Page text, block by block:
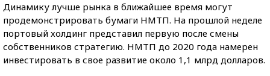
Динамику лучше рынка в ближайшее время могут
продемонстрировать бумаги НМТП. На прошлой неделе
портовый холдинг представил первую после смены
собственников стратегию. НМТП до 2020 года намерен
инвестировать в свое развитие около 1,1 млрд долларов.